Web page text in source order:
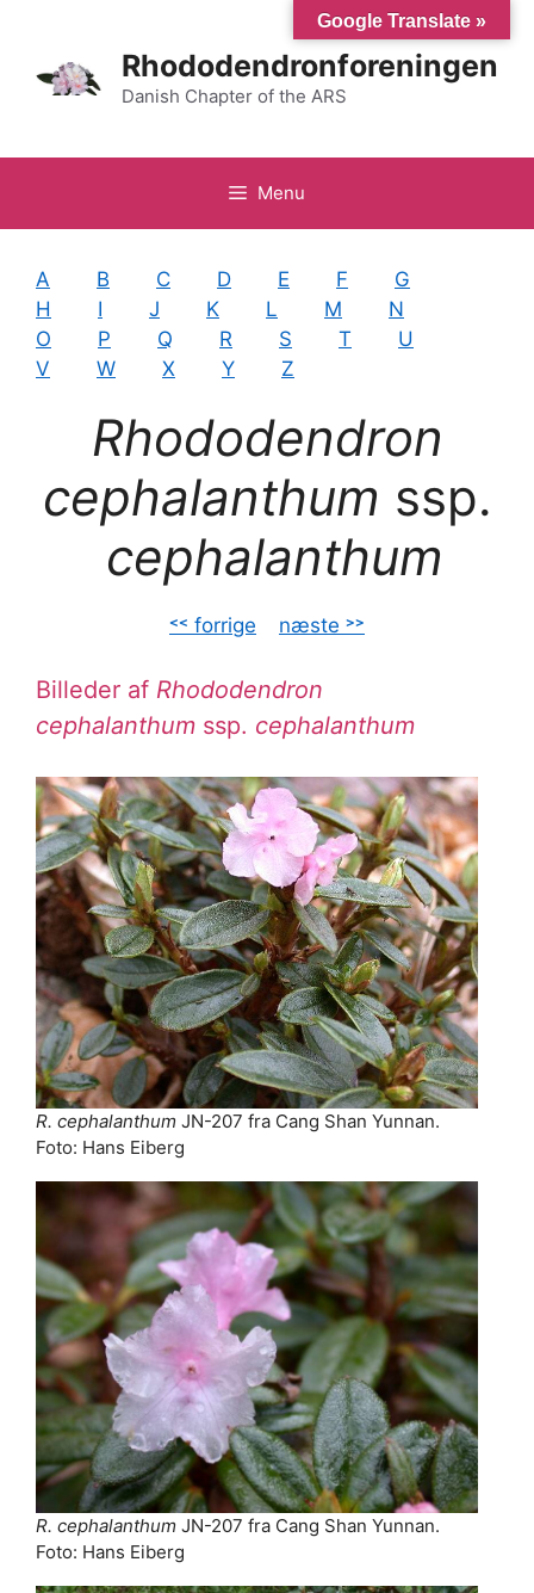
indhold
Rhododendronforeningen
Danish Chapter of the ARS
Menu
A B C D E F
G
H
I J K L M
N
O
P Q R S T
U
V
W X Y Z
Rhododendron
cephalanthum ssp.
cephalanthum
˂˂ forrige næste ˃˃
Billeder af Rhododendron
cephalanthum ssp. cephalanthum
R. cephalanthum JN-207 fra Cang Shan Yunnan.
Foto: Hans Eiberg
R. cephalanthum JN-207 fra Cang Shan Yunnan.
Foto: Hans Eiberg
Google Translate »